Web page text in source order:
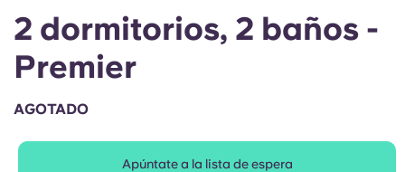
Chinese
Iniciar sesión
2 dormitorios, 2 baños -
Premier
AGOTADO
Apúntate a la lista de espera